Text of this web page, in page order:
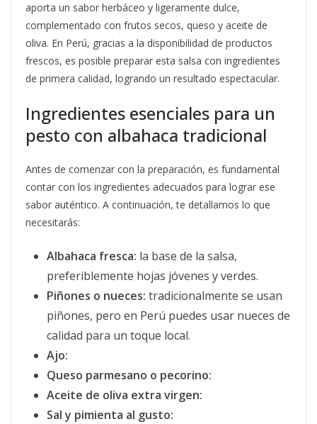
aporta un sabor herbáceo y ligeramente dulce,
complementado con frutos secos, queso y aceite de
oliva. En Perú, gracias a la disponibilidad de productos
frescos, es posible preparar esta salsa con ingredientes
de primera calidad, logrando un resultado espectacular.
Ingredientes esenciales para un
pesto con albahaca tradicional
Antes de comenzar con la preparación, es fundamental
contar con los ingredientes adecuados para lograr ese
sabor auténtico. A continuación, te detallamos lo que
necesitarás:
Albahaca fresca: la base de la salsa,
preferiblemente hojas jóvenes y verdes.
Piñones o nueces: tradicionalmente se usan
piñones, pero en Perú puedes usar nueces de
calidad para un toque local.
Ajo:
Queso parmesano o pecorino:
Aceite de oliva extra virgen:
Sal y pimienta al gusto: